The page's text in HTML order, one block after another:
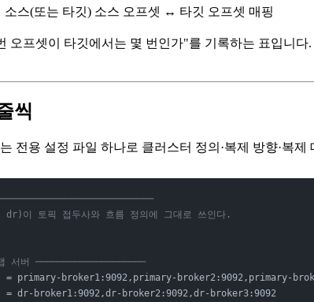
소스(또는 타깃) 소스 오프셋 ↔ 타깃 오프셋 매핑
오프셋이 타깃에서는 몇 번인가"를 기록하는 표입니
씩
전용 설정 파일 하나로 클러스터 정의·복제 방향·복
이 토픽 접두사와 흐름 정의에 그대로 쓰인다.
서버 ────────────────────
= primary-broker1:9092,primary-broker2:9092,primary-
= dr-broker1:9092,dr-broker2:9092,dr-broker3:9092